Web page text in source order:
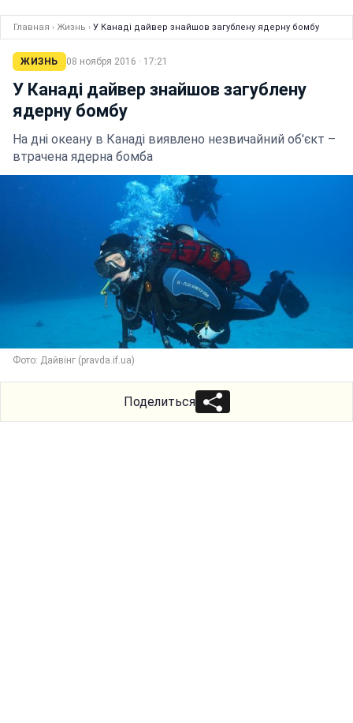
Главная › Жизнь › У Канаді дайвер знайшов загублену ядерну бомбу
ЖИЗНЬ 08 ноября 2016 · 17:21
У Канаді дайвер знайшов загублену
ядерну бомбу
На дні океану в Канаді виявлено незвичайний об'єкт –
втрачена ядерна бомба
Фото: Дайвінг (pravda.if.ua)
Поделиться